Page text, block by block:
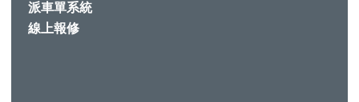
派車單系統
線上報修